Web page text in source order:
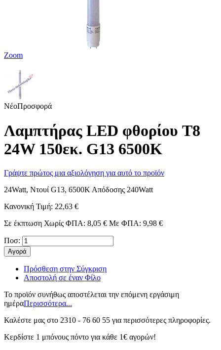
Zoom
ΝέοΠροσφορά
Λαμπτήρας LED φθορίου T8
24W 150εκ. G13 6500K
Γράψτε πρώτος μια αξιολόγηση για αυτό το προϊόν
24Watt, Ντουί G13, 6500Κ Απόδοσης 240Watt
Κανονική Τιμή: 22,63 €
Σε έκπτωση Χωρίς ΦΠΑ: 8,05 € Με ΦΠΑ: 9,98 €
Ποσ:
Αγορά
Πρόσθεση στην Σύγκριση
Αποστολή σε έναν Φίλο
Το προϊόν συνήθως αποστέλεται την επόμενη εργάσιμη
ημέραΠερισσότερα...
Καλέστε μας στο 2310 - 76 60 55 για περισσότερες πληροφορἰες.
Κερδίστε 1 μπόνους πόντο για κάθε 1€ αγορών!